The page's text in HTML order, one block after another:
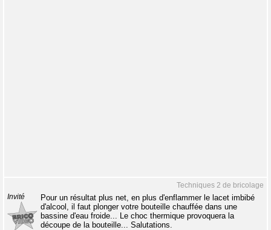
Techniques 2 de bricolage
Invité
Pour un résultat plus net, en plus d'enflammer le lacet imbibé
d'alcool, il faut plonger votre bouteille chauffée dans une
bassine d'eau froide... Le choc thermique provoquera la
découpe de la bouteille... Salutations.